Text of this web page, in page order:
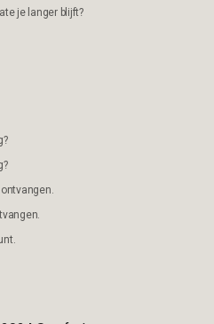
je langer blijft?